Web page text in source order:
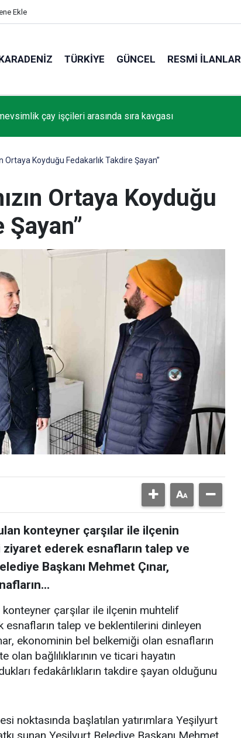
Ekle
TÜRKIYE GÜNCEL RESMI İLANLAR
çay işçileri arasında sıra kavgası
Ortaya Koyduğu Fedakarlık Takdire Şayan”
Ortaya Koyduğu
Şayan”
konteyner çarşılar ile ilçenin
ederek esnafların talep ve
Başkanı Mehmet Çınar,
çarşılar ile ilçenin muhtelif
talep ve beklentilerini dinleyen
ekonominin bel belkemiği olan esnafların
bağlılıklarının ve ticari hayatın
fedakârlıkların takdire şayan olduğunu
noktasında başlatılan yatırımlara Yeşilyurt